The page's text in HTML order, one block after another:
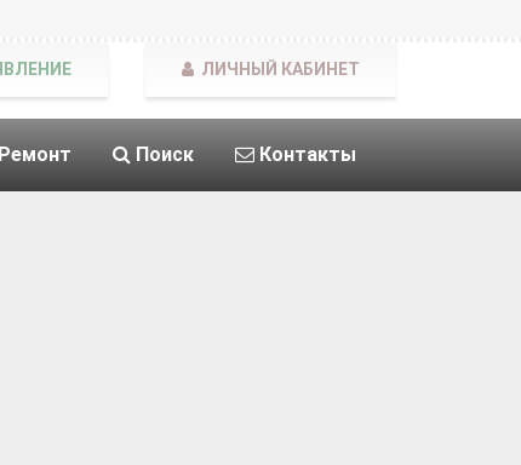
Ремонт Поиск Контакты
ЛИЧНЫЙ КАБИНЕТ